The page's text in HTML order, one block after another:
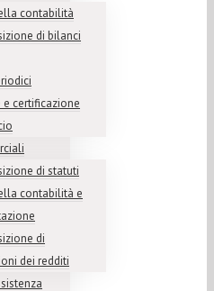
contabilità
di bilanci
e certificazione
di statuti
contabilità e
di
dei redditi